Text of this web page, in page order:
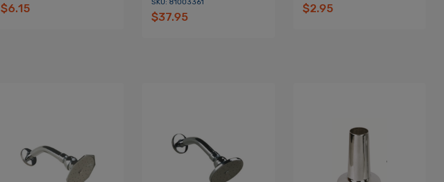
$6.15 SKU: 81003361
$37.95
$2.95